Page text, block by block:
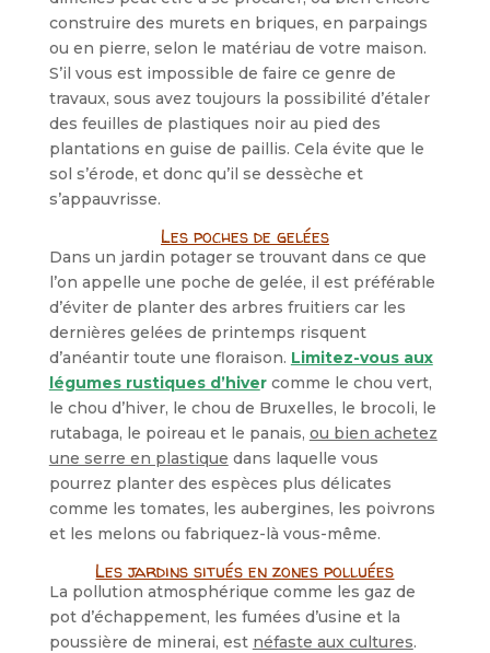
construire des murets en briques, en parpaings
ou en pierre, selon le matériau de votre maison.
S’il vous est impossible de faire ce genre de
travaux, sous avez toujours la possibilité d’étaler
des feuilles de plastiques noir au pied des
plantations en guise de paillis. Cela évite que le
sol s’érode, et donc qu’il se dessèche et
s’appauvrisse.
Les poches de gelées
Dans un jardin potager se trouvant dans ce que
l’on appelle une poche de gelée, il est préférable
d’éviter de planter des arbres fruitiers car les
dernières gelées de printemps risquent
d’anéantir toute une floraison. Limitez-vous aux
légumes rustiques d’hivercomme le chou vert,
le chou d’hiver, le chou de Bruxelles, le brocoli, le
rutabaga, le poireau et le panais, ou bien achetez
une serre en plastique dans laquelle vous
pourrez planter des espèces plus délicates
comme les tomates, les aubergines, les poivrons
et les melons ou fabriquez-là vous-même.
Les jardins situés en zones polluées
La pollution atmosphérique comme les gaz de
pot d’échappement, les fumées d’usine et la
poussière de minerai, est néfaste aux cultures.